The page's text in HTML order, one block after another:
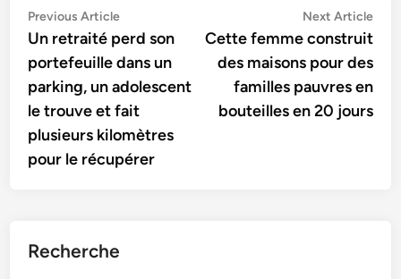
Navigation
de
l’article
Previous ArticlePrevious
article:
Un retraité perd son
portefeuille dans un
parking, un adolescent
le trouve et fait
plusieurs kilomètres
pour le récupérer
Next Article
Cette femme construit
des maisons pour des
familles pauvres en
bouteilles en 20 jours
Recherche